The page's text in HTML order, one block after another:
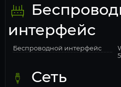
интерфейс
Беспроводной интерфейс
Сеть